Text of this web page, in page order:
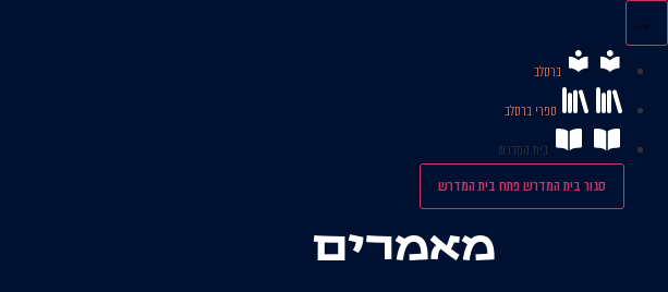
לתוכן
ברסלב
ספרי ברסלב
בית המדרש
סגור בית המדרשפתח בית המדרש
מאמרים